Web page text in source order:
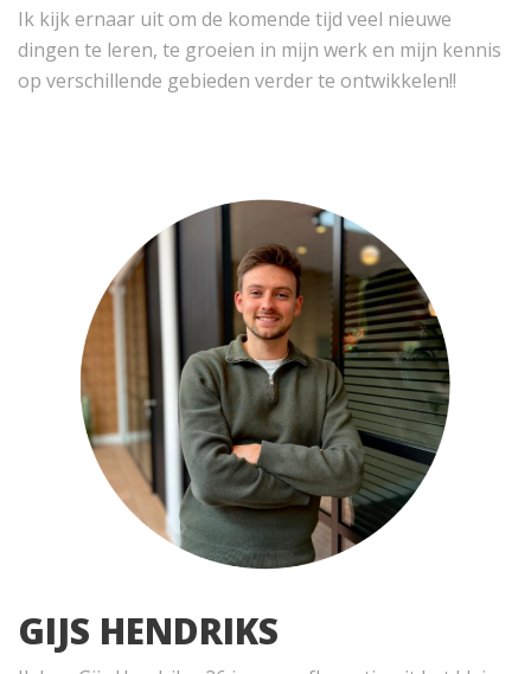
Ik kijk ernaar uit om de komende tijd veel nieuwe
dingen te leren, te groeien in mijn werk en mijn kennis
op verschillende gebieden verder te ontwikkelen!!
GIJS HENDRIKS